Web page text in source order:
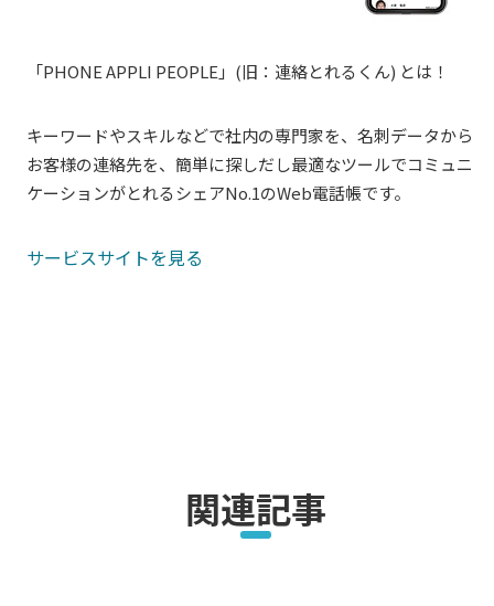
「PHONE APPLI PEOPLE」(旧：連絡とれるくん) とは！
キーワードやスキルなどで社内の専門家を、名刺データから
お客様の連絡先を、簡単に探しだし最適なツールでコミュニ
ケーションがとれるシェアNo.1のWeb電話帳です。
サービスサイトを見る
関連記事